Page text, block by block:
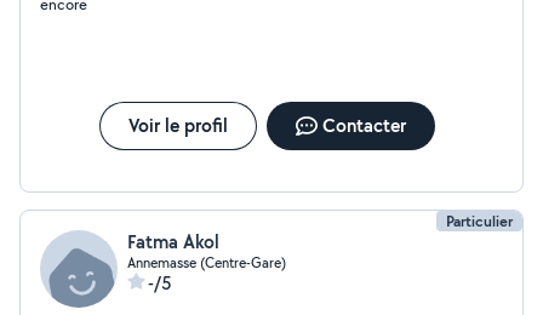
encore
Voir le profil Contacter
Particulier
Fatma Akol
Annemasse (Centre-Gare)
-/5